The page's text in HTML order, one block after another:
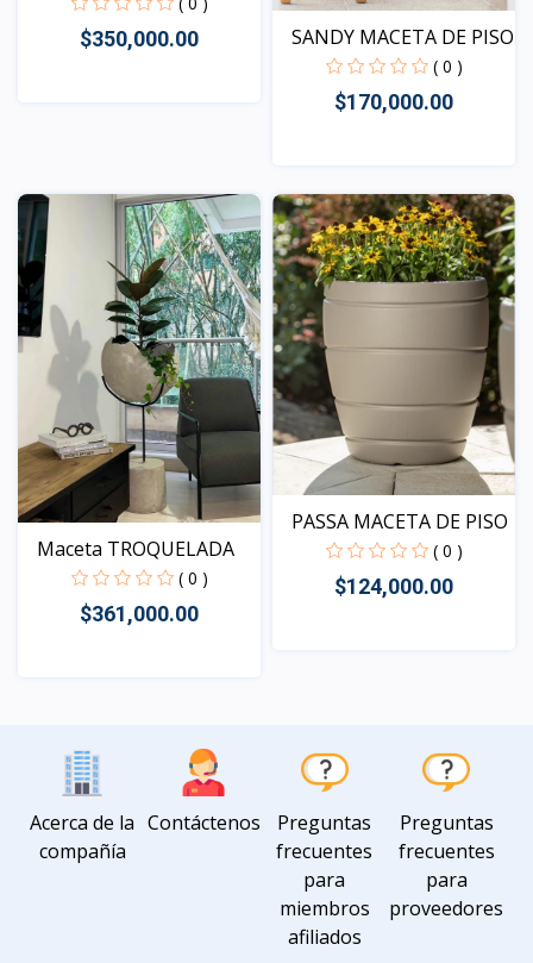
$350,000.00 SANDY MACETA DE PISO
( 0 )
$170,000.00
Vista
Maceta TROQUELADA
( 0 )
$361,000.00
PASSA MACETA DE PISO
( 0 )
$124,000.00
Acerca de la
compañía
Contáctenos
Preguntas
frecuentes
para
miembros
afiliados
Preguntas
frecuentes
para
proveedores